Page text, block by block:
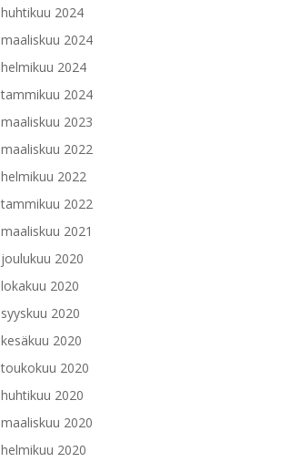
huhtikuu 2024
maaliskuu 2024
helmikuu 2024
tammikuu 2024
maaliskuu 2023
maaliskuu 2022
helmikuu 2022
tammikuu 2022
maaliskuu 2021
joulukuu 2020
lokakuu 2020
syyskuu 2020
kesäkuu 2020
toukokuu 2020
huhtikuu 2020
maaliskuu 2020
helmikuu 2020